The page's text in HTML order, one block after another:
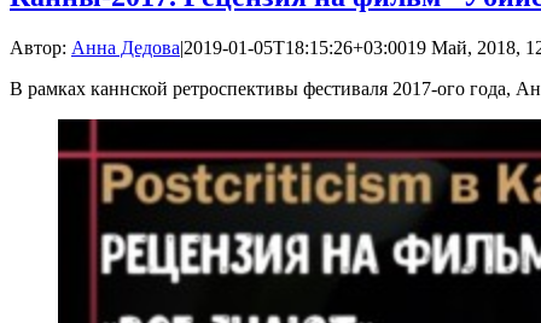
Автор: Анна Дедова|2019-01-05T18:15:26+03:0019 Май, 2018,
В рамках каннской ретроспективы фестиваля 2017-ого года,